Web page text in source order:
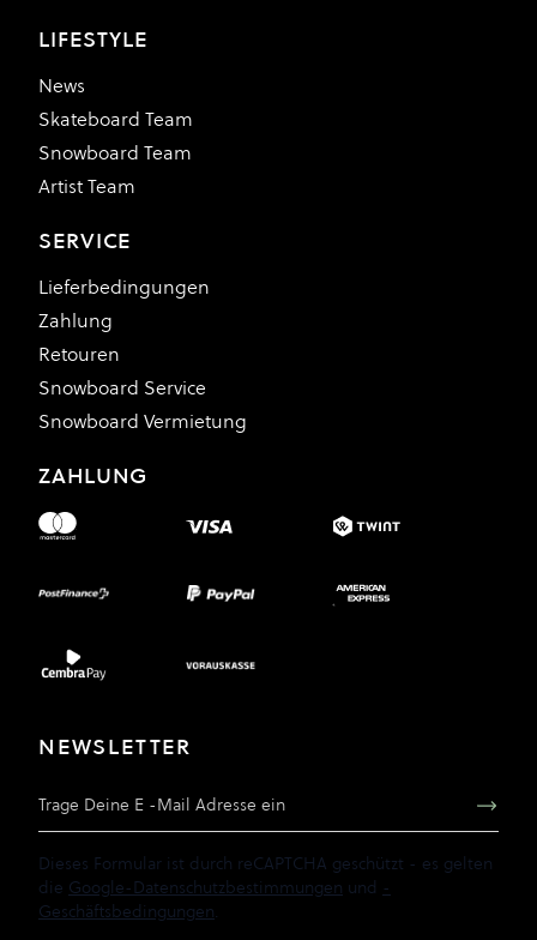
LIFESTYLE
News
Skateboard Team
Snowboard Team
Artist Team
SERVICE
Lieferbedingungen
Zahlung
Retouren
Snowboard Service
Snowboard Vermietung
ZAHLUNG
NEWSLETTER
Dieses Formular ist durch reCAPTCHA geschützt - es gelten
die Google-Datenschutzbestimmungen und -
Geschäftsbedingungen.